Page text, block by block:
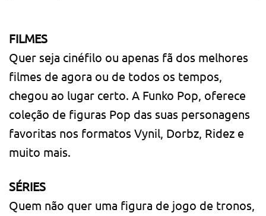
FILMES
Quer seja cinéfilo ou apenas fã dos melhores
filmes de agora ou de todos os tempos,
chegou ao lugar certo. A Funko Pop, oferece
coleção de figuras Pop das suas personagens
favoritas nos formatos Vynil, Dorbz, Ridez e
muito mais.
SÉRIES
Quem não quer uma figura de jogo de tronos,